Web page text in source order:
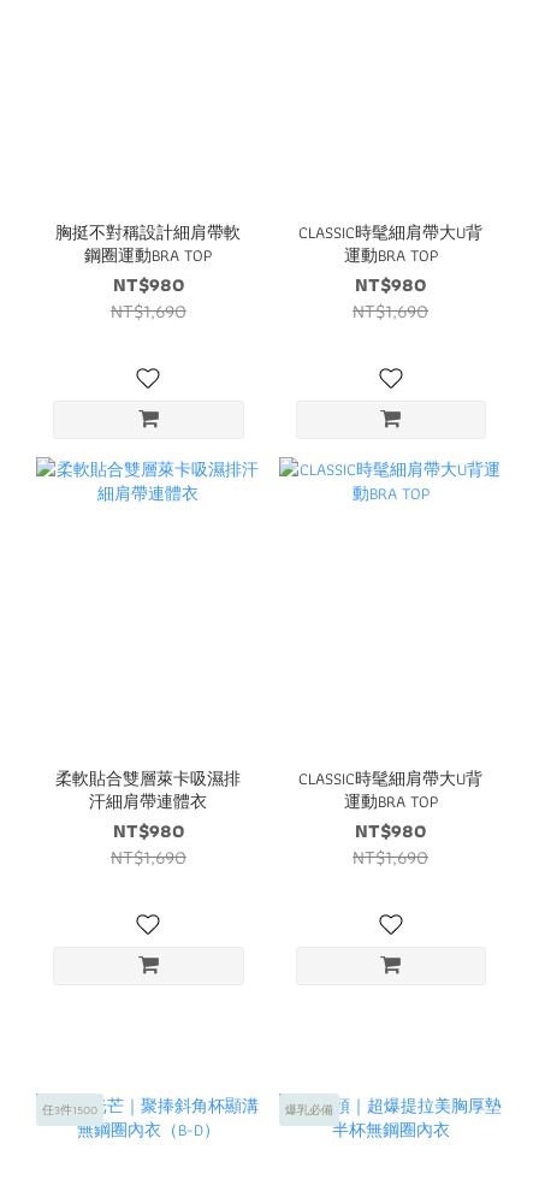
胸挺不對稱設計細肩帶軟
鋼圈運動BRA TOP
NT$980
NT$1,690
CLASSIC時髦細肩帶大U背
運動BRA TOP
NT$980
NT$1,690
柔軟貼合雙層萊卡吸濕排
汗細肩帶連體衣
NT$980
NT$1,690
CLASSIC時髦細肩帶大U背
運動BRA TOP
NT$980
NT$1,690
任3件1500 爆乳必備